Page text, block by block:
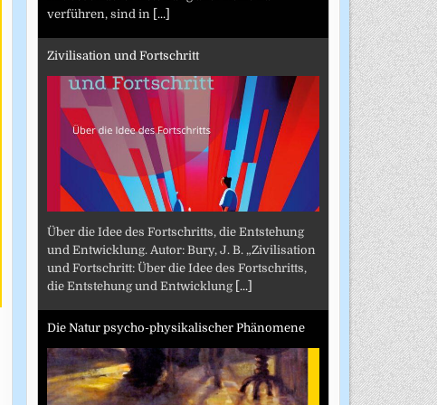
verführen, sind in [...]
Zivilisation und Fortschritt
Über die Idee des Fortschritts, die Entstehung
und Entwicklung. Autor: Bury, J. B. „Zivilisation
und Fortschritt: Über die Idee des Fortschritts,
die Entstehung und Entwicklung [...]
Die Natur psycho-physikalischer Phänomene